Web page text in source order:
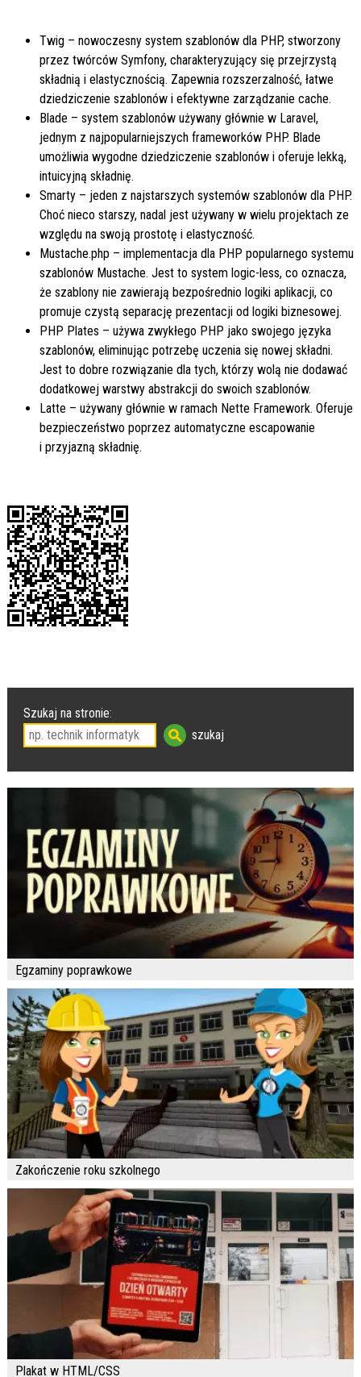
Twig – nowoczesny system szablonów dla PHP, stworzony
przez twórców Symfony, charakteryzujący się przejrzystą
składnią i elastycznością. Zapewnia rozszerzalność, łatwe
dziedziczenie szablonów i efektywne zarządzanie cache.
Blade – system szablonów używany głównie w Laravel,
jednym z najpopularniejszych frameworków PHP. Blade
umożliwia wygodne dziedziczenie szablonów i oferuje lekką,
intuicyjną składnię.
Smarty – jeden z najstarszych systemów szablonów dla PHP.
Choć nieco starszy, nadal jest używany w wielu projektach ze
względu na swoją prostotę i elastyczność.
Mustache.php – implementacja dla PHP popularnego systemu
szablonów Mustache. Jest to system logic-less, co oznacza,
że szablony nie zawierają bezpośrednio logiki aplikacji, co
promuje czystą separację prezentacji od logiki biznesowej.
PHP Plates – używa zwykłego PHP jako swojego języka
szablonów, eliminując potrzebę uczenia się nowej składni.
Jest to dobre rozwiązanie dla tych, którzy wolą nie dodawać
dodatkowej warstwy abstrakcji do swoich szablonów.
Latte – używany głównie w ramach Nette Framework. Oferuje
bezpieczeństwo poprzez automatyczne escapowanie
i przyjazną składnię.
Szukaj na stronie:
Egzaminy poprawkowe
Zakończenie roku szkolnego
Plakat w HTML/CSS